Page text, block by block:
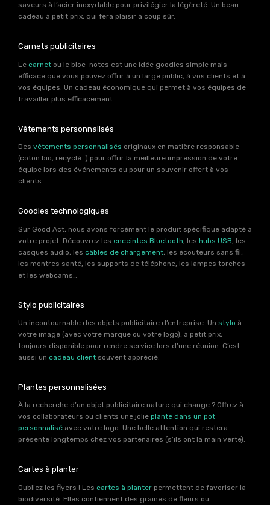
saveurs à l’acier inoxydable pour privilégier la légèreté. Un beau
cadeau à petit prix, qui fera plaisir à coup sûr.
Carnets publicitaires
Le carnet ou le bloc-notes est une idée goodies simple mais
efficace que vous pouvez offrir à un large public, à vos clients et à
vos équipes. Un cadeau économique qui permet à vos équipes de
travailler plus efficacement.
Vêtements personnalisés
Des vêtements personnalisés originaux en matière responsable
(coton bio, recyclé…) pour offrir la meilleure impression de votre
équipe lors des événements ou pour un souvenir offert à vos
clients.
Goodies technologiques
Sur Good Act, nous avons forcément le produit spécifique adapté à
votre projet. Découvrez les enceintes Bluetooth , les hubs USB , les
casques audio, les câbles de chargement , les écouteurs sans fil,
les montres santé, les supports de téléphone, les lampes torches
et les webcams…
Stylo publicitaires
Un incontournable des objets publicitaire d’entreprise. Un stylo à
votre image (avec votre marque ou votre logo), à petit prix,
toujours disponible pour rendre service lors d’une réunion. C’est
aussi un cadeau client souvent apprécié.
Plantes personnalisées
À la recherche d’un objet publicitaire nature qui change ? Offrez à
vos collaborateurs ou clients une jolie plante dans un pot
personnalisé avec votre logo. Une belle attention qui restera
présente longtemps chez vos partenaires (s’ils ont la main verte).
Cartes à planter
Oubliez les flyers ! Les cartes à planter permettent de favoriser la
biodiversité. Elles contiennent des graines de fleurs ou